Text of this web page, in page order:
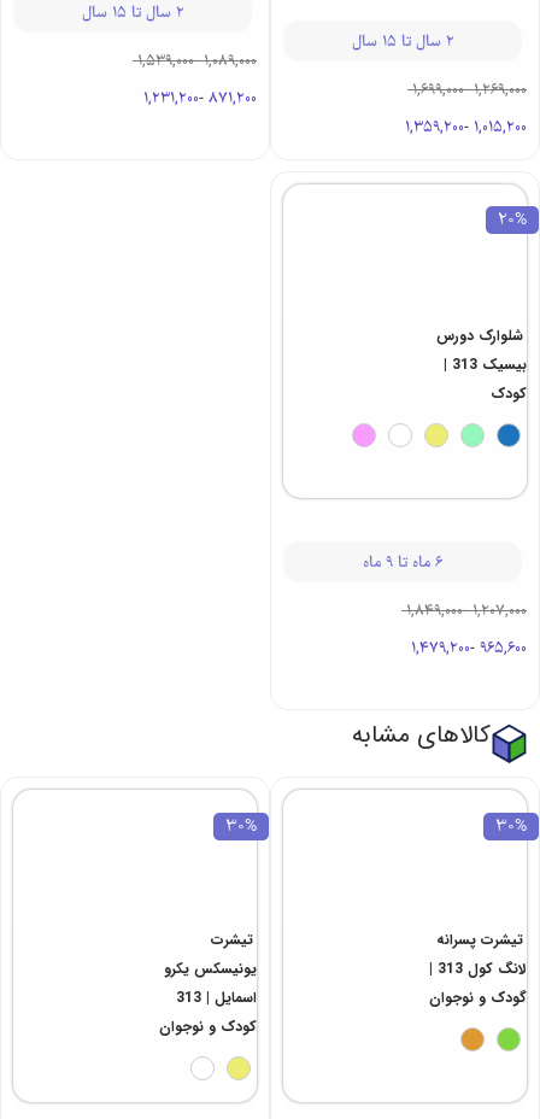
2 سال تا 15 سال
1,089,000
-
1,539,000
871,200
-
1,231,200
20%
6 ماه تا 9 ماه
1,207,000
-
1,849,000
965,600